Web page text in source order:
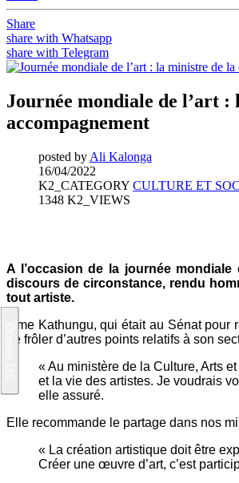
Share
share with Whatsapp
share with Telegram
Journée mondiale de l’art :
accompagnement
posted by Ali Kalonga
16/04/2022
K2_CATEGORY CULTURE ET
1348 K2_VIEWS
A l’occasion de la journée
discours de circonstance, rendu
tout artiste.
Mme Kathungu, qui était au Sénat
de frôler d’autres points relatifs à son
« Au ministère de la Culture, Arts
et la vie des artistes. Je voudrais
elle assuré.
Elle recommande le partage dans nos
« La création artistique doit être
Créer une œuvre d’art, c’est